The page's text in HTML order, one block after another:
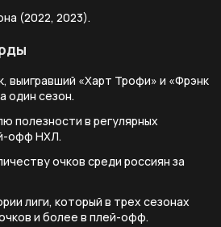
(2022, 2023).
выигравший «Харт Трофи» и «Фрэнк
один сезон.
полезности в регулярных
офф НХЛ.
очков среди россиян за
лиги, который в трех сезонах
и более в плей-офф.